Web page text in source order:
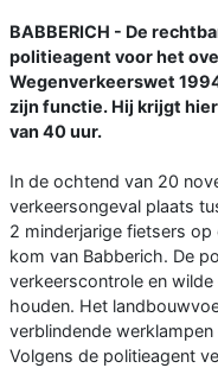
BABBERICH - De
politieagent voor het
Wegenverkeerswet
zijn functie. Hij krijgt
van 40 uur.
In de ochtend van 20
verkeersongeval plaats
2 minderjarige fietsers
kom van Babberich. De
verkeerscontrole en
houden. Het
verblindende
Volgens de politieagent